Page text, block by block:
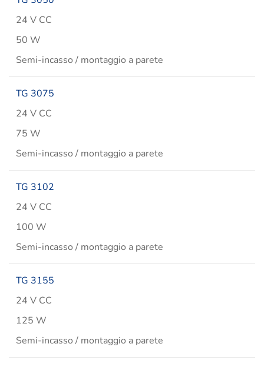
24 V CC
50 W
Semi-incasso / montaggio a parete
TG 3075
24 V CC
75 W
Semi-incasso / montaggio a parete
TG 3102
24 V CC
100 W
Semi-incasso / montaggio a parete
TG 3155
24 V CC
125 W
Semi-incasso / montaggio a parete